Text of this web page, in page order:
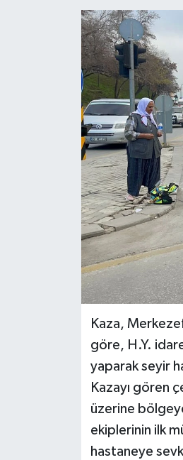
Kaza,
göre, H.Y.
yaparak seyir
Kazayı gören
üzerine
ekiplerinin ilk
hastaneye
ÖZEL HABER
RESMİ REKLAM